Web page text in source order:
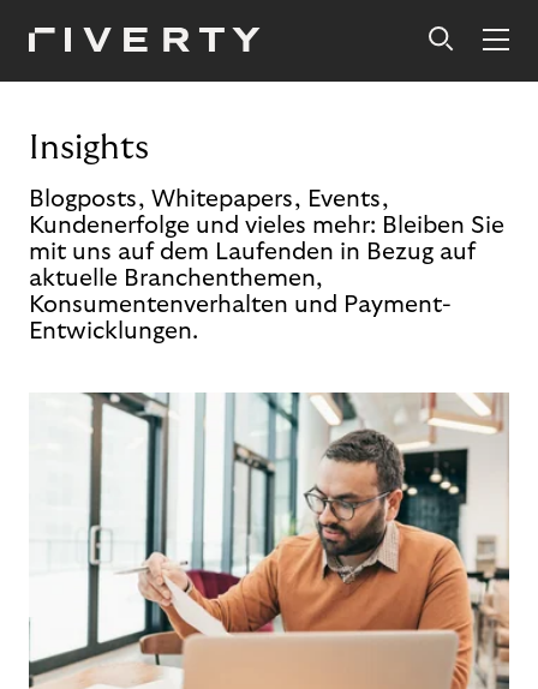
Insights
Blogposts, Whitepapers, Events,
Kundenerfolge und vieles mehr: Bleiben Sie
mit uns auf dem Laufenden in Bezug auf
aktuelle Branchenthemen,
Konsumentenverhalten und Payment-
Entwicklungen.